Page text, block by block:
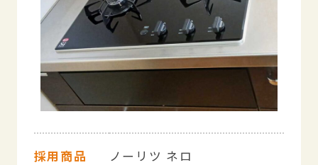
採用商品
ノーリツ ネロ